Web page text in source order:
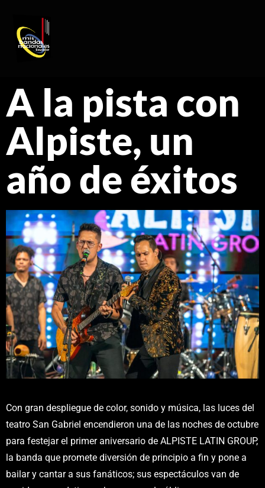
A la pista con
Alpiste, un
año de éxitos
Con gran despliegue de color, sonido y música, las luces del
teatro San Gabriel encendieron una de las noches de octubre
para festejar el primer aniversario de ALPISTE LATIN GROUP,
la banda que promete diversión de principio a fin y pone a
bailar y cantar a sus fanáticos; sus espectáculos van de